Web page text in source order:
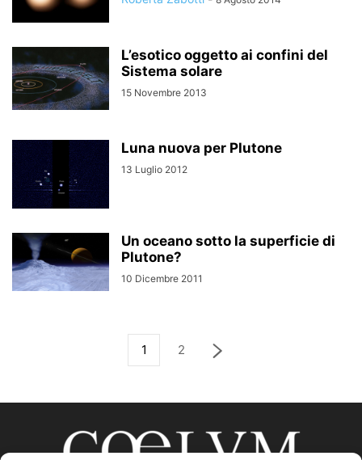
L’esotico oggetto ai confini del
Sistema solare
15 Novembre 2013
Luna nuova per Plutone
13 Luglio 2012
Un oceano sotto la superficie di
Plutone?
10 Dicembre 2011
1 2